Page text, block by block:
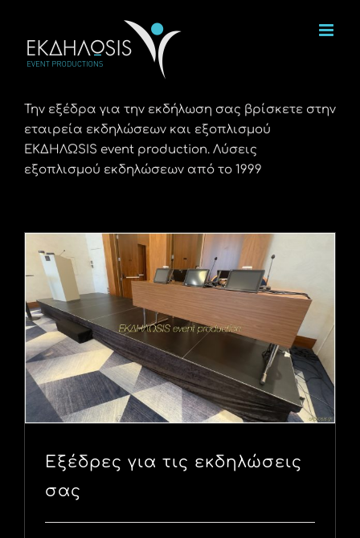
περιεχόμενο
Την εξέδρα για την εκδήλωση σας βρίσκετε στην
εταιρεία εκδηλώσεων και εξοπλισμού
ΕΚΔΗΛΩSIS event production. Λύσεις
εξοπλισμού εκδηλώσεων από το 1999
Εξέδρες για τις εκδηλώσεις
σας